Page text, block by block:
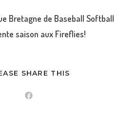
Bretagne de Baseball Softball
saison aux Fireflies!
SHARE THIS
Ouvrir